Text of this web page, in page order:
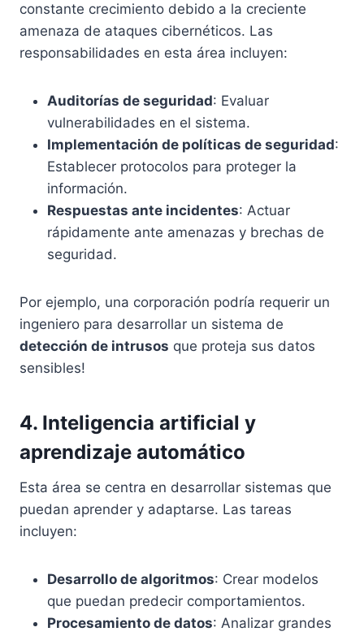
constante crecimiento debido a la creciente
amenaza de ataques cibernéticos. Las
responsabilidades en esta área incluyen:
Auditorías de seguridad: Evaluar
vulnerabilidades en el sistema.
Implementación de políticas de seguridad:
Establecer protocolos para proteger la
información.
Respuestas ante incidentes: Actuar
rápidamente ante amenazas y brechas de
seguridad.
Por ejemplo, una corporación podría requerir un
ingeniero para desarrollar un sistema de
detección de intrusos que proteja sus datos
sensibles!
4. Inteligencia artificial y
aprendizaje automático
Esta área se centra en desarrollar sistemas que
puedan aprender y adaptarse. Las tareas
incluyen:
Desarrollo de algoritmos: Crear modelos
que puedan predecir comportamientos.
Procesamiento de datos: Analizar grandes